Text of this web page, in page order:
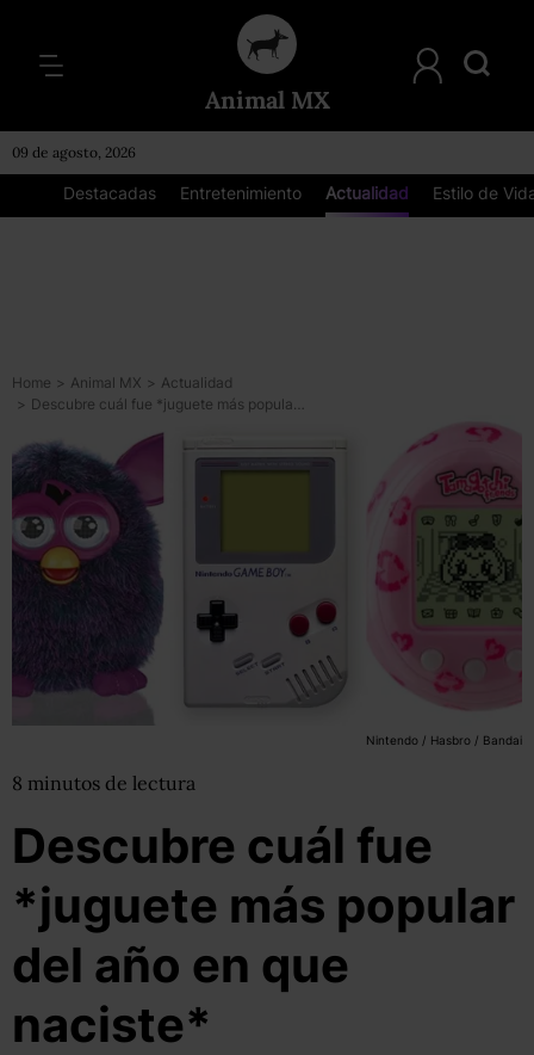
Animal MX
09 de agosto, 2026
Destacadas Entretenimiento Actualidad Estilo de
Home > Animal MX > Actualidad
>
Descubre cuál fue *juguete más popular del año en que naciste*
Nintendo / Hasbro / Bandai
8 minutos de lectura
Descubre cuál fue
*juguete más popular
del año en que
naciste*